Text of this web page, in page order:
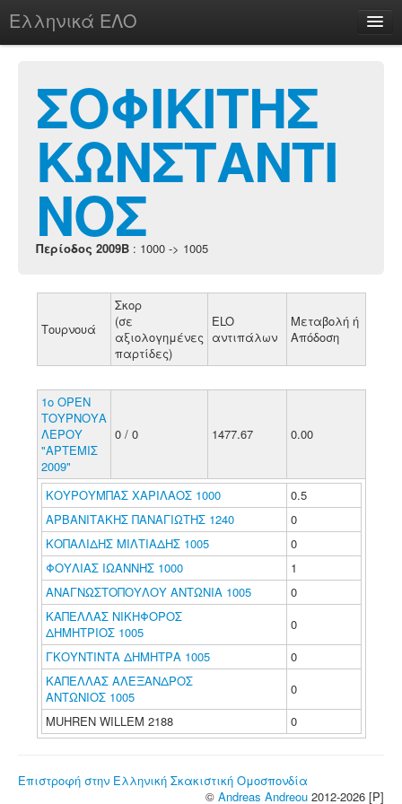
Ελληνικά ΕΛΟ
chesstu.be @ discord
Login
ΣΟΦΙΚΙΤΗΣ
ΚΩΝΣΤΑΝΤΙ
ΝΟΣ
Περίοδος 2009B : 1000 -> 1005
Τουρνουά
Σκορ
(σε
αξιολογημένες
παρτίδες)
ELO
αντιπάλων
Μεταβολή ή
Απόδοση
1o OΡΕΝ
ΤΟΥΡΝΟΥΑ
ΛΕΡΟΥ
"ΑΡΤΕΜΙΣ
2009"
0 / 0 1477.67 0.00
ΚΟΥΡΟΥΜΠΑΣ ΧΑΡΙΛΑΟΣ 1000
0.5
ΑΡΒΑΝΙΤΑΚΗΣ ΠΑΝΑΓΙΩΤΗΣ 1240
0
ΚΟΠΑΛΙΔΗΣ ΜΙΛΤΙΑΔΗΣ 1005
0
ΦΟΥΛΙΑΣ ΙΩΑΝΝΗΣ 1000
1
ΑΝΑΓΝΩΣΤΟΠΟΥΛΟΥ ΑΝΤΩΝΙΑ 1005
0
ΚΑΠΕΛΛΑΣ ΝΙΚΗΦΟΡΟΣ
ΔΗΜΗΤΡΙΟΣ 1005
0
ΓΚΟΥΝΤΙΝΤΑ ΔΗΜΗΤΡΑ 1005
0
ΚΑΠΕΛΛΑΣ ΑΛΕΞΑΝΔΡΟΣ
ΑΝΤΩΝΙΟΣ 1005
0
MUHREN WILLEM 2188
0
Επιστροφή στην Ελληνική Σκακιστική Ομοσπονδία
© Andreas Andreou 2012-2026 [P]